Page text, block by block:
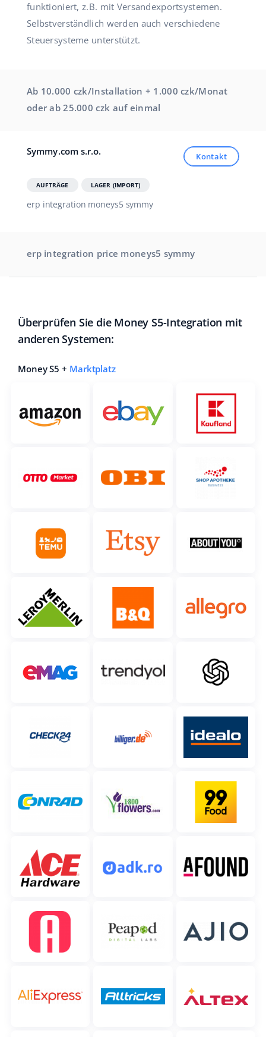
funktioniert, z.B. mit Versandexportsystemen.
Selbstverständlich werden auch verschiedene
Steuersysteme unterstützt.
Ab 10.000 czk/Installation + 1.000 czk/Monat
oder ab 25.000 czk auf einmal
Symmy.com s.r.o. Kontakt
AUFTRÄGE LAGER (IMPORT)
erp integration moneys5 symmy
erp integration price moneys5 symmy
Überprüfen Sie die Money S5-Integration mit
anderen Systemen:
Money S5 + Marktplatz